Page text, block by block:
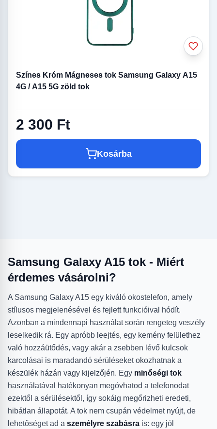
Színes Króm Mágneses tok Samsung Galaxy A15
4G / A15 5G zöld tok
2 300 Ft
Kosárba
Samsung Galaxy A15 tok - Miért
érdemes vásárolni?
A Samsung Galaxy A15 egy kiváló okostelefon, amely
stílusos megjelenésével és fejlett funkcióival hódít.
Azonban a mindennapi használat során rengeteg veszély
leselkedik rá. Egy apróbb leejtés, egy kemény felülethez
való hozzáütődés, vagy akár a zsebben lévő kulcsok
karcolásai is maradandó sérüléseket okozhatnak a
készülék házán vagy kijelzőjén. Egy minőségi tok
használatával hatékonyan megóvhatod a telefonodat
ezektől a sérülésektől, így sokáig megőrizheti eredeti,
hibátlan állapotát. A tok nem csupán védelmet nyújt, de
lehetőséget ad a személyre szabásra is: egy jól